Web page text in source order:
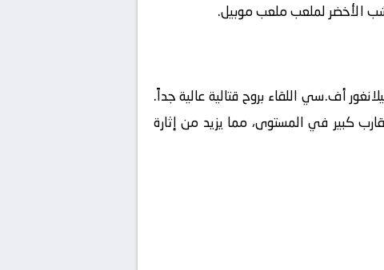
الأخضر لملعب ملعب موبيل.
أف.سي اللقاء بروح قتالية عالية جداً.
كبير في المستوى، مما يزيد من إثارة